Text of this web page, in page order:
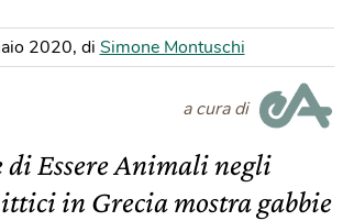
2020, di Simone Montuschi
a cura di
di Essere Animali negli
in Grecia mostra gabbie